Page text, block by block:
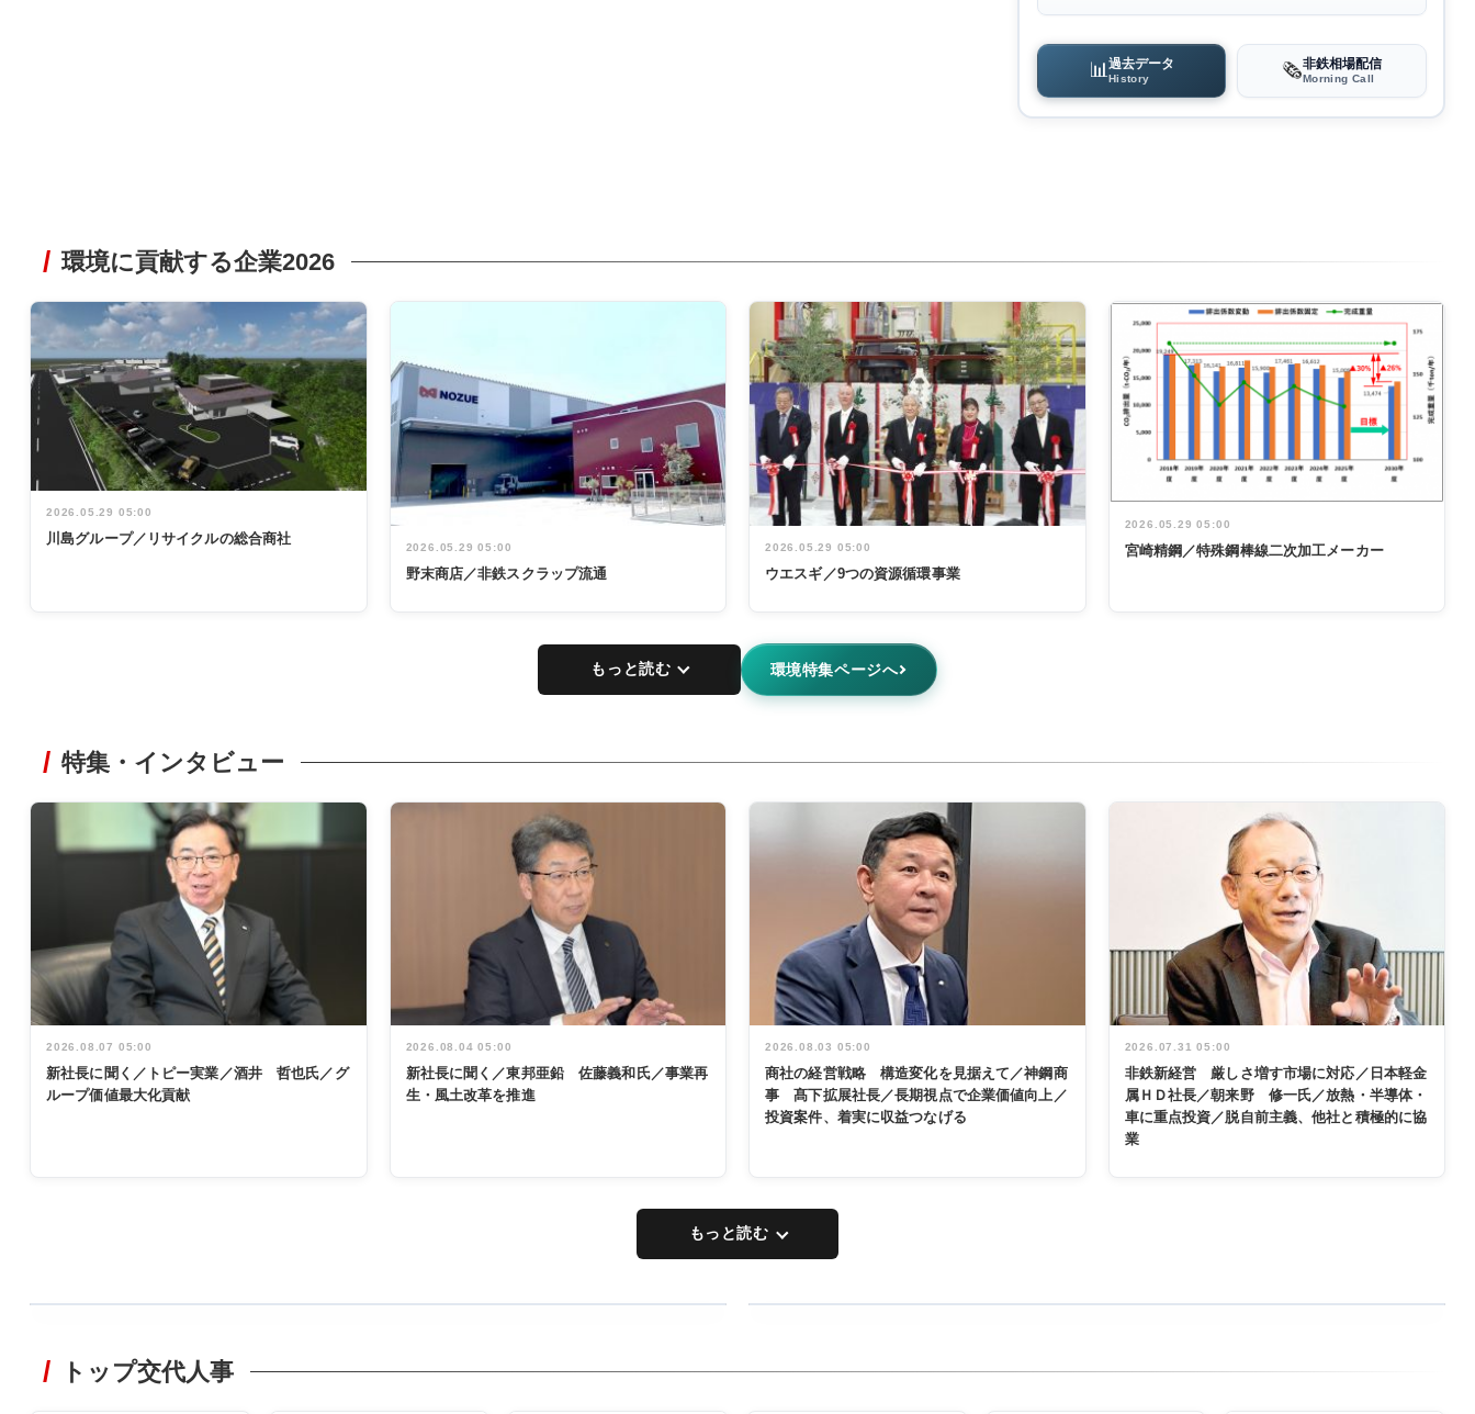
📊 過去データ
History 🗞️非鉄相場配信
Morning Call
環境に貢献する企業2026
2026.05.29 05:00
川島グループ／リサイクルの総合商社
2026.05.29 05:00
野末商店／非鉄スクラップ流通
2026.05.29 05:00
ウエスギ／9つの資源循環事業
2026.05.29 05:00
宮崎精鋼／特殊鋼棒線二次加工メーカー
もっと読む 環境特集ページへ
特集・インタビュー
2026.08.07 05:00
新社長に聞く／トピー実業／酒井 哲也氏／グ
ループ価値最大化貢献
2026.08.04 05:00
新社長に聞く／東邦亜鉛 佐藤義和氏／事業再
生・風土改革を推進
2026.08.03 05:00
商社の経営戦略 構造変化を見据えて／神鋼商
事 髙下拡展社長／長期視点で企業価値向上／
投資案件、着実に収益つなげる
2026.07.31 05:00
非鉄新経営 厳しさ増す市場に対応／日本軽金
属ＨＤ社長／朝来野 修一氏／放熱・半導体・
車に重点投資／脱自前主義、他社と積極的に協
業
もっと読む
非鉄業界で
トップ交代人事